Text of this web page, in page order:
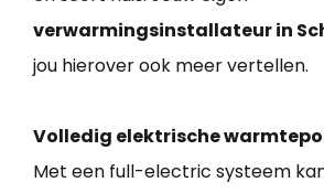
verwarmingsinstallateur in
jou hierover ook meer vertellen.
Volledig elektrische
Met een full-electric systeem